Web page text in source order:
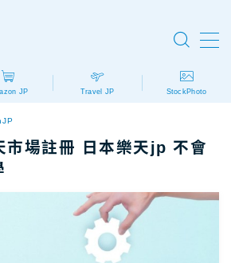
優惠
優惠？
JP Travel JP StockPhoto
市場註冊 日本樂天jp 不會